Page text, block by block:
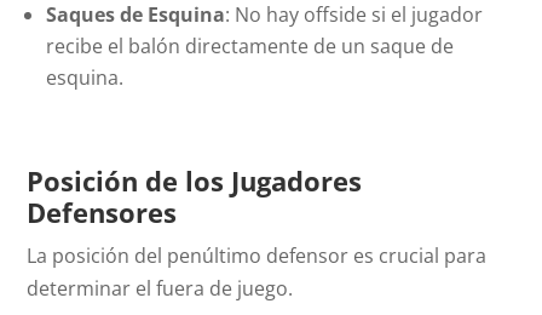
Saques de Esquina: No hay offside si el jugador
recibe el balón directamente de un saque de
esquina.
Posición de los Jugadores
Defensores
La posición del penúltimo defensor es crucial para
determinar el fuera de juego.